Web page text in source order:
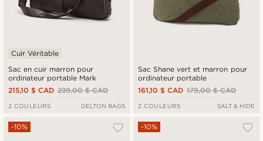
Sac en cuir marron pour
ordinateur portable Mark
Cuir Véritable
239,00 $ CAD
215,10 $ CAD
2 COULEURS DELTON BAGS
Sac Shane vert et marron pour
ordinateur portable
179,00 $ CAD
161,10 $ CAD
2 COULEURS SALT & HIDE
-10% -10%